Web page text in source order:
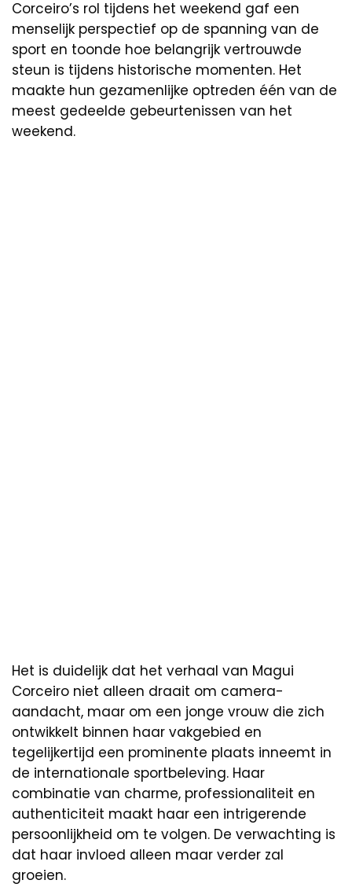
Corceiro’s rol tijdens het weekend gaf een
menselijk perspectief op de spanning van de
sport en toonde hoe belangrijk vertrouwde
steun is tijdens historische momenten. Het
maakte hun gezamenlijke optreden één van de
meest gedeelde gebeurtenissen van het
weekend.
Het is duidelijk dat het verhaal van Magui
Corceiro niet alleen draait om camera-
aandacht, maar om een jonge vrouw die zich
ontwikkelt binnen haar vakgebied en
tegelijkertijd een prominente plaats inneemt in
de internationale sportbeleving. Haar
combinatie van charme, professionaliteit en
authenticiteit maakt haar een intrigerende
persoonlijkheid om te volgen. De verwachting is
dat haar invloed alleen maar verder zal
groeien.